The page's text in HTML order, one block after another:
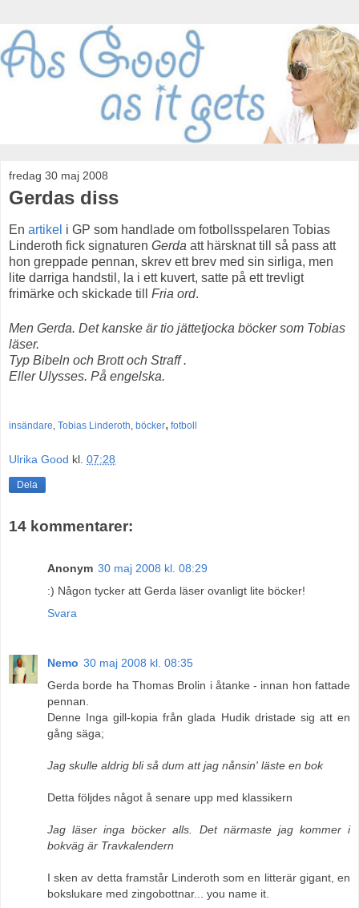
fredag 30 maj 2008
Gerdas diss
En artikel i GP som handlade om fotbollsspelaren Tobias
Linderoth fick signaturen Gerda att härsknat till så pass att
hon greppade pennan, skrev ett brev med sin sirliga, men
lite darriga handstil, la i ett kuvert, satte på ett trevligt
frimärke och skickade till Fria ord.
Men Gerda. Det kanske är tio jättetjocka böcker som Tobias
läser.
Typ Bibeln och Brott och Straff .
Eller Ulysses. På engelska.
insändare, Tobias Linderoth, böcker, fotboll
Ulrika Good kl. 07:28
Dela
14 kommentarer:
Anonym 30 maj 2008 kl. 08:29
:) Någon tycker att Gerda läser ovanligt lite böcker!
Svara
Nemo 30 maj 2008 kl. 08:35
Gerda borde ha Thomas Brolin i åtanke - innan hon fattade
pennan.
Denne Inga gill-kopia från glada Hudik dristade sig att en
gång säga;
Jag skulle aldrig bli så dum att jag nånsin' läste en bok
Detta följdes något å senare upp med klassikern
Jag läser inga böcker alls. Det närmaste jag kommer i
bokväg är Travkalendern
I sken av detta framstår Linderoth som en litterär gigant, en
bokslukare med zingobottnar... you name it.